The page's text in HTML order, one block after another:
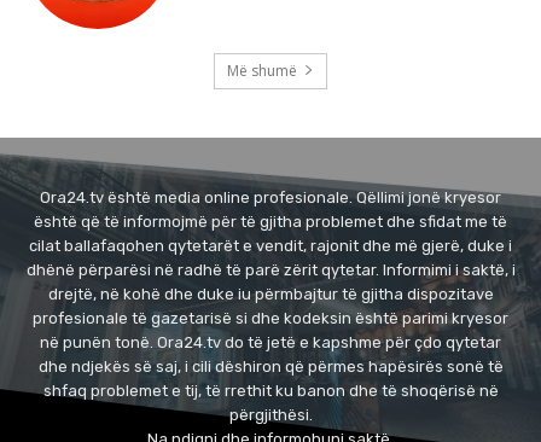
Më shumë
Ora24.tv është media online profesionale. Qëllimi jonë kryesor
është që të informojmë për të gjitha problemet dhe sfidat me të
cilat ballafaqohen qytetarët e vendit, rajonit dhe më gjerë, duke i
dhënë përparësi në radhë të parë zërit qytetar. Informimi i saktë, i
drejtë, në kohë dhe duke iu përmbajtur të gjitha dispozitave
profesionale të gazetarisë si dhe kodeksin është parimi kryesor
në punën tonë. Ora24.tv do të jetë e kapshme për çdo qytetar
dhe ndjekës së saj, i cili dëshiron që përmes hapësirës sonë të
shfaq problemet e tij, të rrethit ku banon dhe të shoqërisë në
përgjithësi.